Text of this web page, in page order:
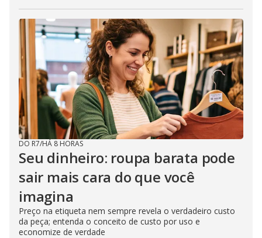
DO R7/HÁ 8 HORAS
Seu dinheiro: roupa barata pode
sair mais cara do que você
imagina
Preço na etiqueta nem sempre revela o verdadeiro custo
da peça; entenda o conceito de custo por uso e
economize de verdade